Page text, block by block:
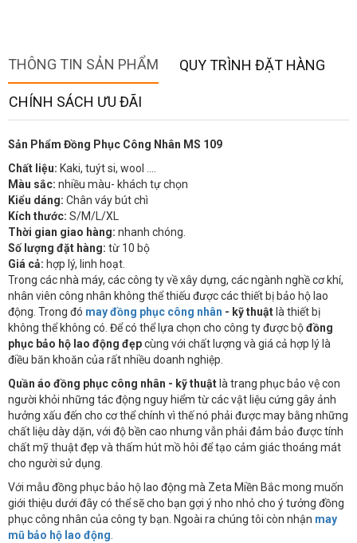
THÔNG TIN SẢN PHẨM QUY TRÌNH ĐẶT HÀNG
CHÍNH SÁCH ƯU ĐÃI
Sản Phẩm Đồng Phục Công Nhân MS 109
Chất liệu: Kaki, tuýt si, wool ….
Màu sắc: nhiều màu- khách tự chọn
Kiểu dáng: Chân váy bút chì
Kích thước: S/M/L/XL
Thời gian giao hàng: nhanh chóng.
Số lượng đặt hàng: từ 10 bộ
Giá cả: hợp lý, linh hoạt.
Trong các nhà máy, các công ty về xây dựng, các ngành nghề cơ khí,
nhân viên công nhân không thể thiếu được các thiết bị bảo hộ lao
động. Trong đó may đồng phục công nhân - kỹ thuật là thiết bị
không thể không có. Để có thể lựa chọn cho công ty được bộđồng
phục bảo hộ lao động đẹpcùng với chất lượng và giá cả hợp lý là
điều băn khoăn của rất nhiều doanh nghiệp.
Quần áo đồng phục công nhân - kỹ thuật là trang phục bảo vệ con
người khỏi những tác động nguy hiểm từ các vật liệu cứng gây ảnh
hưởng xấu đến cho cơ thể chính vì thế nó phải được may bằng những
chất liệu dày dặn, với độ bền cao nhưng vẫn phải đảm bảo được tính
chất mỹ thuật đẹp và thấm hút mồ hôi để tạo cảm giác thoáng mát
cho người sử dụng.
Với mẫu đồng phục bảo hộ lao động mà Zeta Miền Bắc mong muốn
giới thiệu dưới đây có thể sẽ cho bạn gợi ý nho nhỏ cho ý tưởng đồng
phục công nhân của công ty bạn. Ngoài ra chúng tôi còn nhận may
mũ bảo hộ lao động.